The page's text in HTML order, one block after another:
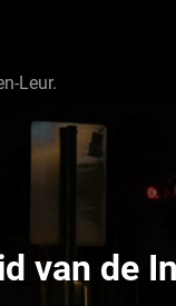
Leur.
van de